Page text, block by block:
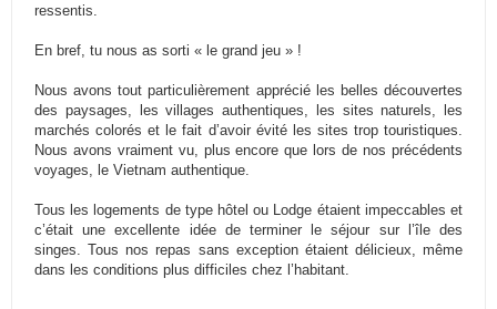
ressentis.
En bref, tu nous as sorti « le grand jeu » !
Nous avons tout particulièrement apprécié les belles découvertes
des paysages, les villages authentiques, les sites naturels, les
marchés colorés et le fait d’avoir évité les sites trop touristiques.
Nous avons vraiment vu, plus encore que lors de nos précédents
voyages, le Vietnam authentique.
Tous les logements de type hôtel ou Lodge étaient impeccables et
c’était une excellente idée de terminer le séjour sur l’île des
singes. Tous nos repas sans exception étaient délicieux, même
dans les conditions plus difficiles chez l’habitant.